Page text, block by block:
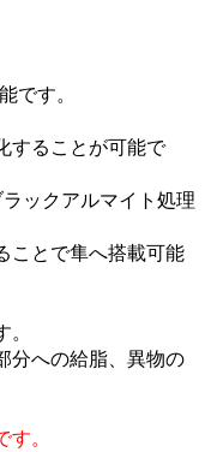
です。
することが可能で
ックアルマイト処理
ことで隼へ搭載可能
分への給脂、異物の
。